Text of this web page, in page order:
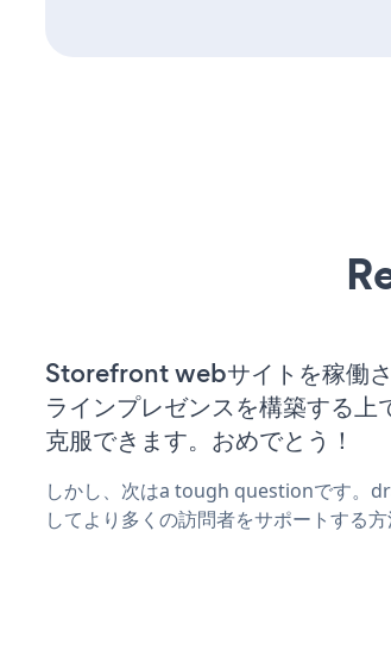
Storefront webサイトを稼働
ラインプレゼンスを構築する上
克服できます。おめでとう！
しかし、次はa tough questionです。
してより多くの訪問者をサポートする方